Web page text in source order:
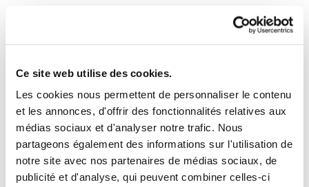
Ce site web utilise des cookies.
Les cookies nous permettent de personnaliser le contenu
et les annonces, d'offrir des fonctionnalités relatives aux
médias sociaux et d'analyser notre trafic. Nous
partageons également des informations sur l'utilisation de
notre site avec nos partenaires de médias sociaux, de
publicité et d'analyse, qui peuvent combiner celles-ci
Landeia 75
Landeia 75.PDF11.6 MB